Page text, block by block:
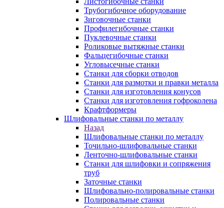
Трубогибочное оборудование
Зиговочные станки
Профилегибочные станки
Пуклевочные станки
Роликовые вытяжные станки
Фальцегибочные станки
Угловысечные станки
Станки для сборки отводов
Станки для размотки и правки металла
Станки для изготовления конусов
Станки для изготовления гофроколена
Крафтформеры
Шлифовальные станки по металлу
Назад
Шлифовальные станки по металлу
Точильно-шлифовальные станки
Ленточно-шлифовальные станки
Станки для шлифовки и сопряжения
труб
Заточные станки
Шлифовально-полировальные станки
Полировальные станки